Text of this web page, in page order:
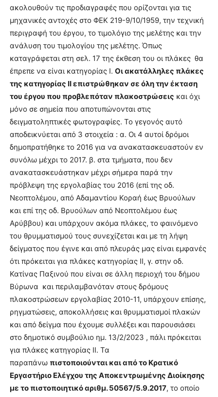
ακολουθούν τις προδιαγραφές που ορίζονται για τις
μηχανικές αντοχές στο ΦΕΚ 219-9/10/1959, την τεχνική
περιγραφή του έργου, το τιμολόγιο της μελέτης και την
ανάλυση του τιμολογίου της μελέτης. Όπως
καταγράφεται στη σελ. 17 της έκθεση του οι πλάκες θα
έπρεπε να είναι κατηγορίας Ι. Οι ακατάλληλες πλάκες
της κατηγορίας ΙΙ επιστρώθηκαν σε όλη την έκταση
του έργου που προβλεπόταν πλακοστρώσεις και όχι
μόνο σε σημεία που αποτυπώνονται στις
δειγματοληπτικές φωτογραφίες. Το γεγονός αυτό
αποδεικνύεται από 3 στοιχεία : α. Οι 4 αυτοί δρόμοι
δημοπρατήθηκε το 2016 για να ανακατασκευαστούν εν
συνόλω μέχρι το 2017. β. στα τμήματα, που δεν
ανακατασκευάστηκαν μέχρι σήμερα παρά την
πρόβλεψη της εργολαβίας του 2016 (επί της οδ.
Νεοπτολέμου, από Αδαμαντίου Κοραή έως Βρυούλων
και επί της οδ. Βρυούλων από Νεοπτολέμου έως
Αρύββου) και υπάρχουν ακόμα πλάκες, το φαινόμενο
του θρυμματισμού τους συνεχίζεται και με τη λήψη
δείγματος που έγινε και από πλευράς μας είναι εμφανές
ότι πρόκειται για πλάκες κατηγορίας ΙΙ, γ. στην οδ.
Κατίνας Παξινού που είναι σε άλλη περιοχή του δήμου
Βύρωνα και περιλαμβανόταν στους δρόμους
πλακοστρώσεων εργολαβίας 2010-11, υπάρχουν επίσης,
ρηγματώσεις, αποκολλήσεις και θρυμματισμοί πλακών
και από δείγμα που έχουμε συλλέξει και παρουσιάσει
στο δημοτικό συμβούλιο ημ. 13/2/2023 , πάλι πρόκειται
για πλάκες κατηγορίας ΙΙ. Τα
παραπάνω πιστοποιούνται και από το Κρατικό
Εργαστήριο Ελέγχου της Αποκεντρωμένης Διοίκησης
με το πιστοποιητικό αριθμ. 50567/5.9.2017, το οποίο